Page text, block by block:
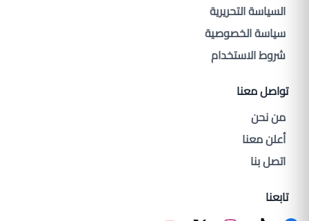
السياسة التحريرية
سياسة الخصوصية
شروط الاستخدام
تواصل معنا
من نحن
أعلن معنا
اتصل بنا
تابعنا